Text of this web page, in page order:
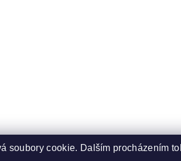
soubory cookie. Dalším procházením